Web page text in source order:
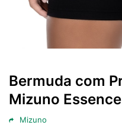
Bermuda com
Mizuno
Mizuno